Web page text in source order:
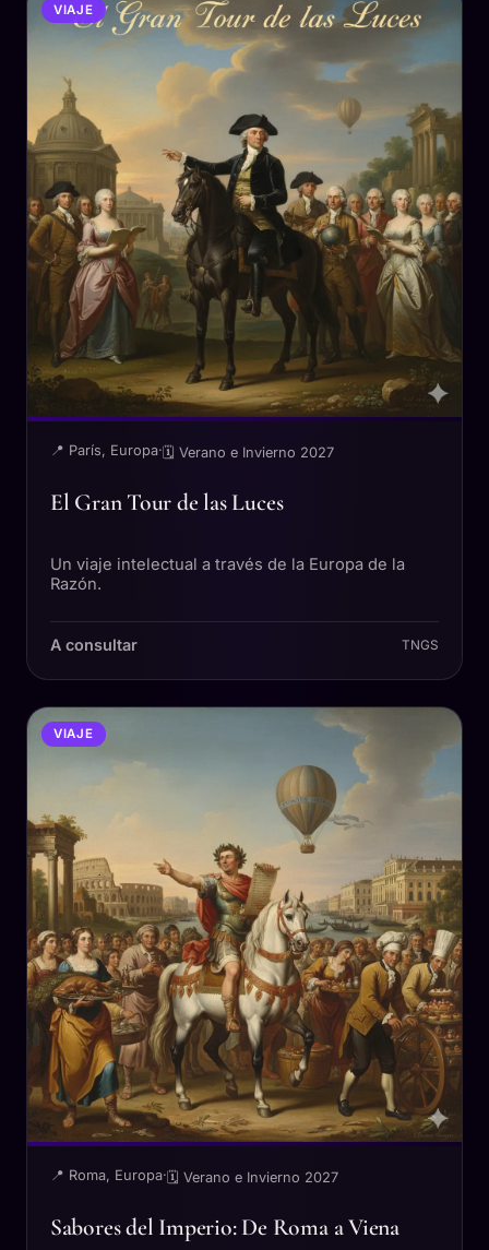
VIAJE
📍 París, Europa· 🗓 Verano e Invierno 2027
El Gran Tour de las Luces
Un viaje intelectual a través de la Europa de la
Razón.
A consultar TNGS
VIAJE
📍 Roma, Europa· 🗓 Verano e Invierno 2027
Sabores del Imperio: De Roma a Viena